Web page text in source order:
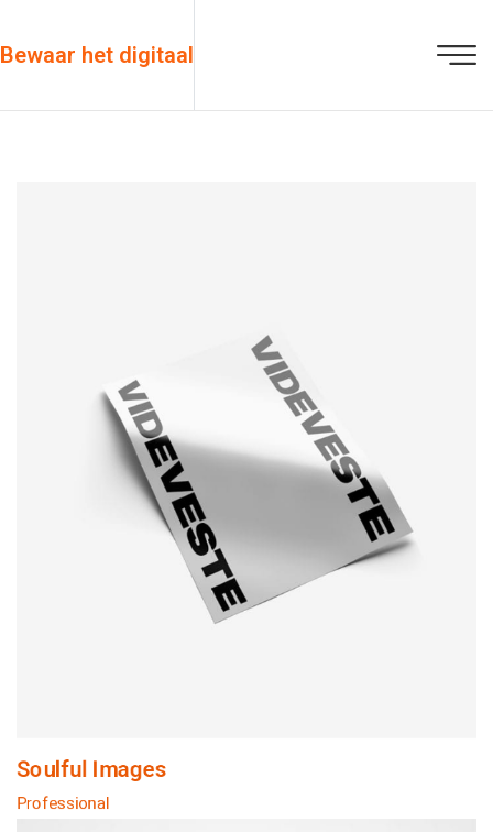
Bewaar het digitaal
Soulful Images
Professional